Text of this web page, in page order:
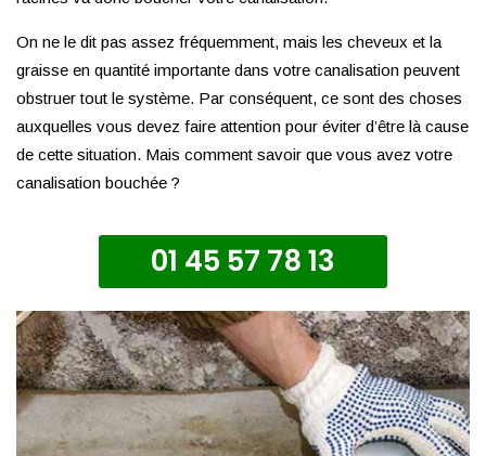
On ne le dit pas assez fréquemment, mais les cheveux et la
graisse en quantité importante dans votre canalisation peuvent
obstruer tout le système. Par conséquent, ce sont des choses
auxquelles vous devez faire attention pour éviter d’être là cause
de cette situation. Mais comment savoir que vous avez votre
canalisation bouchée ?
01 45 57 78 13